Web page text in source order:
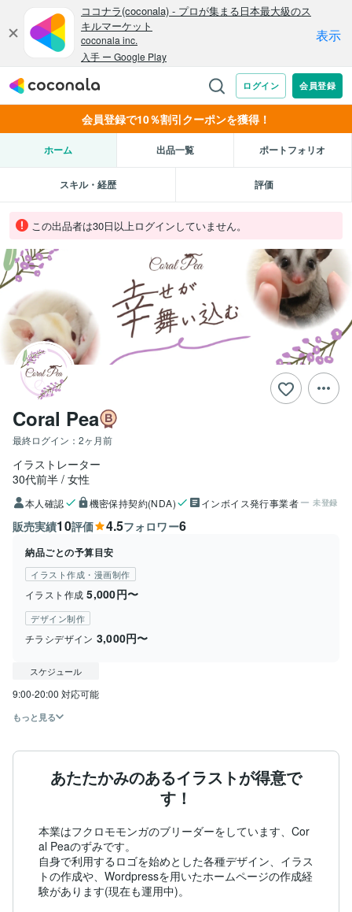
会員登録で10％割引クーポンを獲得！
ホーム 出品一覧 ポートフォリオ
スキル・経歴 評価
この出品者は30日以上ログインしていません。
Coral Pea
最終ログイン： 2ヶ月前
イラストレーター
30代前半 女性
本人確認 機密保持契約(NDA) インボイス発行事業者 未登録
販売実績10評価 4.5フォロワー6
納品ごとの予算目安
イラスト作成・漫画制作
イラスト作成 5,000円〜
デザイン制作
チラシデザイン 3,000円〜
スケジュール
9:00-20:00 対応可能
もっと見る
あたたかみのあるイラストが得意で
す！
本業はフクロモモンガのブリーダーをしています、Cor
al Peaのずみです。
自身で利用するロゴを始めとした各種デザイン、イラス
トの作成や、Wordpressを用いたホームページの作成経
験があります(現在も運用中)。